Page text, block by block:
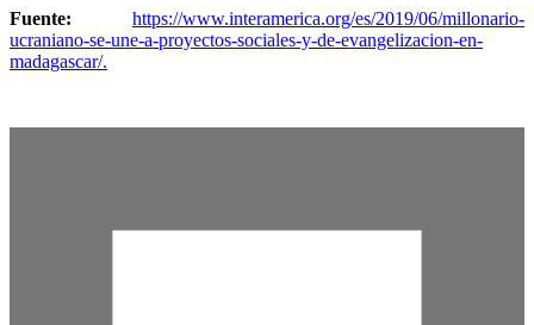
Fuente: https://www.interamerica.org/es/2019/06/millonario-
ucraniano-se-une-a-proyectos-sociales-y-de-evangelizacion-en-
madagascar/.